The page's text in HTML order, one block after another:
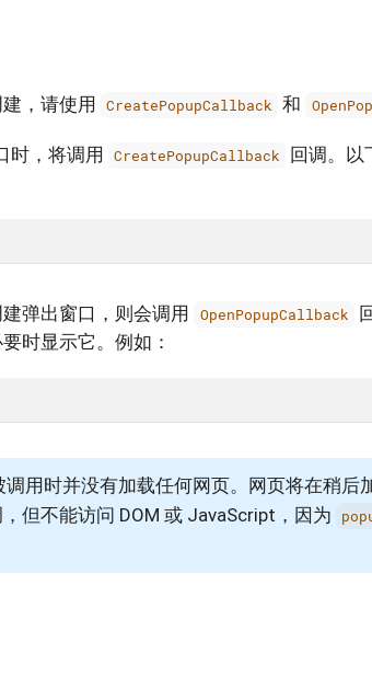
，请使用 CreatePopupCallback 和
时，将调用 CreatePopupCallback
回调。以
弹出窗口，则会调用 OpenPopupCallback
时显示它。例如：
调用时并没有加载任何网页。网页将在稍后
但不能访问 DOM 或 JavaScript，因为